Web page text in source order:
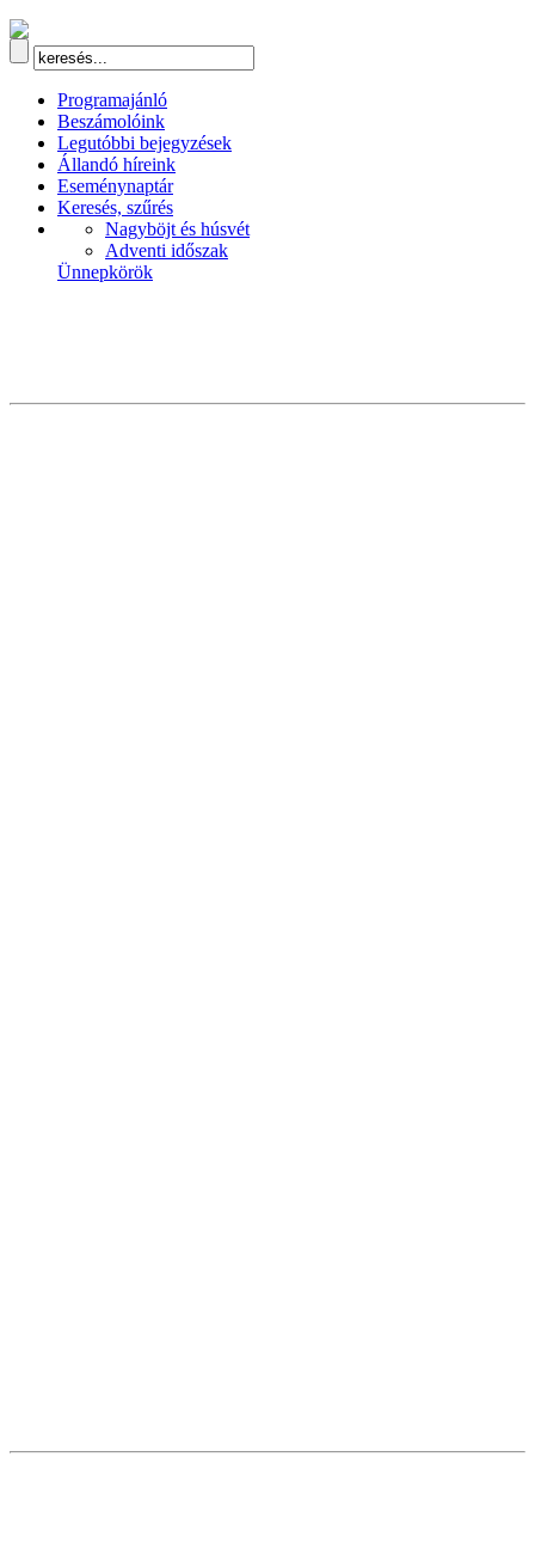
Programajánló
Beszámolóink
Legutóbbi bejegyzések
Állandó híreink
Eseménynaptár
Keresés, szűrés
Nagyböjt és húsvét
Adventi időszak
Ünnepkörök